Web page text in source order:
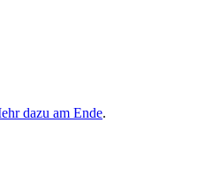
dazu am Ende.